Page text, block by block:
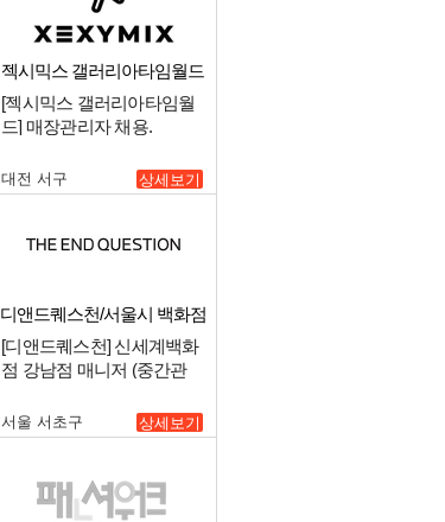
젝시믹스 갤러리아타임월드
점
[젝시믹스 갤러리아타임월
드] 매장관리자 채용.
대전 서구 상세보기
디앤드퀘스천/서울시 백화점
최상급 점
[디앤드퀘스천] 신세계백화
점 강남점 매니저 (중간관
서울 서초구 상세보기